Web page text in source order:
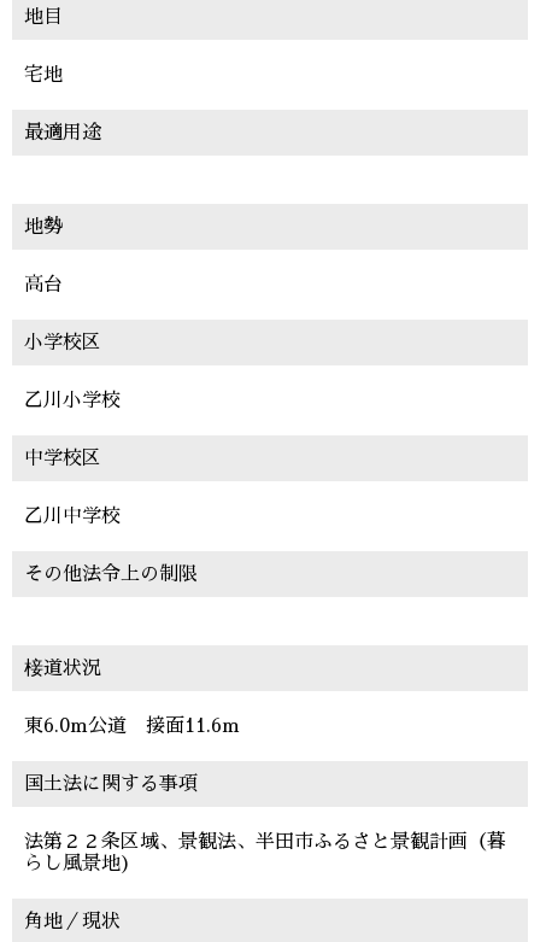
地目
宅地
最適用途
地勢
高台
小学校区
乙川小学校
中学校区
乙川中学校
その他法令上の制限
椄道状況
東6.0m公道 接面11.6m
国土法に関する事項
法第２２条区域、景観法、半田市ふるさと景観計画（暮
らし風景地)
角地／現状